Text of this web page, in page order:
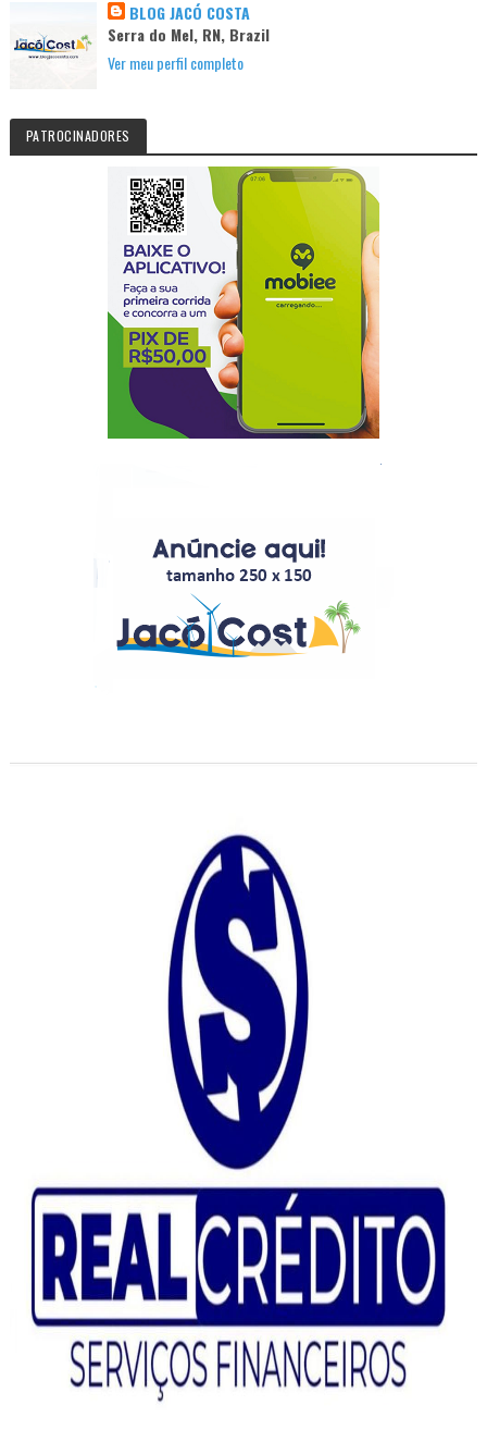
BLOG JACÓ COSTA
Serra do Mel, RN, Brazil
Ver meu perfil completo
PATROCINADORES